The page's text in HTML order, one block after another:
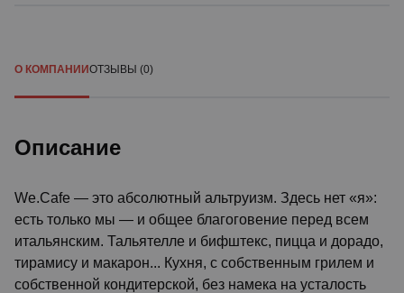
О КОМПАНИИОТЗЫВЫ (0)
Описание
We.Cafe — это абсолютный альтруизм. Здесь нет «я»:
есть только мы — и общее благоговение перед всем
итальянским. Тальятелле и бифштекс, пицца и дорадо,
тирамису и макарон... Кухня, с собственным грилем и
собственной кондитерской, без намека на усталость